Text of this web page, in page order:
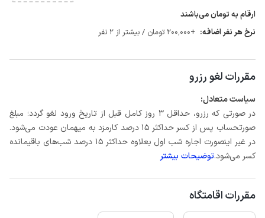
ارقام به تومان می‌باشند
نرخ هر نفر اضافه: +200٬000 تومان / بیشتر از 2 نفر
مقررات لغو رزرو
سیاست متعادل:
در صورتی که رزرو، حداقل 3 روز کامل قبل از تاریخ ورود لغو گردد؛ مبلغ
صورتحساب پس از کسر حداکثر 15 درصد کارمزد به میهمان عودت می‌شود.
در غیر اینصورت اجاره شب اول بعلاوه حداکثر 15 درصد شب‌های باقیمانده
کسر می‌شود.توضیحات بیشتر
مقررات اقامتگاه